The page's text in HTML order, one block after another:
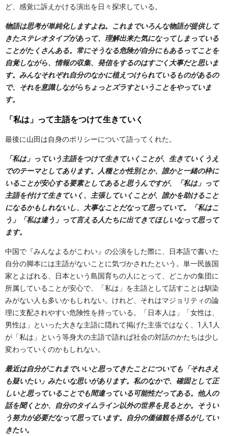
ど、感覚に訴えかける演出を日々探求している。
物語は思考が単純化しますよね。これまでいろんな物語が提供して
きたステレオタイプがあって、理解出来た気になってしまっている
ことがたくさんある。常にそうなる危険が自分にもあるってことを
自覚しながら、情報の収集、発信をするのはすごく大事だと思いま
す。みんなそれぞれ自分のなかに植えつけられているものがあるの
で、それを意識しながらちょっとズラすということをやっていま
す。
「私は」って主語をつけて生きていく
最後に山田は自身のポリシーについて語ってくれた。
「私は」っていう主語をつけて生きていくことが、生きていくうえ
でのテーマとしてあります。人種とか性別とか、誰かと一緒の枠に
いることが安心する要素としてあると思うんですが、「私は」って
主語を付けて生きていく、主張していくことが、誰かを助けること
になるかもしれないし、大事なことだなって思っていて。「私はこ
う」「私は違う」って言える人たちに出てきてほしいなって思って
ます。
中国で『みんなよるがこわい』の公演をした際に、日本語で書いた
自分の脚本には主語がないことに気づかされたという。単一民族国
家とよばれる、日本という島国育ちの人にとって、どこかの集団に
所属していることが安心で、「私は」を主語として話すことは馴染
みがない人も多いかもしれない。けれど、それはマジョリティの論
理に支配されやすい危険性を持っている。「日本人は」「女性は、
男性は」といった大きな主語に隠れて掲げた主張ではなく、1人1人
が「私は」という等身大の主語で語れば社会の対話のかたちは少し
変わっていくのかもしれない。
最近は自分がこれまでいいと思ってきたことについても「それさえ
も疑いたい」みたいな思いがあります。私のなかで、確固として正
しいと思っていることでも間違っている可能性だってある。他人の
話を聞くとか、自分のタイムライン以外の世界を見るとか。そうい
う努力が必要だなって思っています。自分の価値観を揺るがしてい
きたい。